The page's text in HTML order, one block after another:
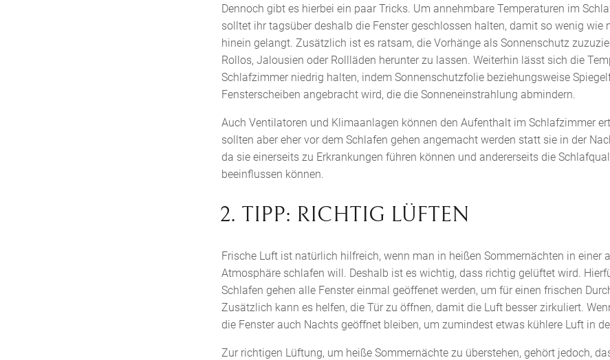
Dennoch gibt es hierbei ein paar Tricks. Um annehmbare Temperaturen im
solltet ihr tagsüber deshalb die Fenster geschlossen halten, damit so wenig wie
hinein gelangt. Zusätzlich ist es ratsam, die Vorhänge als Sonnenschutz
Rollos, Jalousien oder Rollläden herunter zu lassen. Weiterhin lässt sich die
Schlafzimmer niedrig halten, indem Sonnenschutzfolie beziehungsweise
Fensterscheiben angebracht wird, die die Sonneneinstrahlung abmindern.
Auch Ventilatoren und Klimaanlagen können den Aufenthalt im Schlafzimmer
sollten aber eher vor dem Schlafen gehen angemacht werden statt sie in der
da sie einerseits zu Erkrankungen führen können und andererseits die
beeinflussen können.
2. TIPP: RICHTIG LÜFTEN
Frische Luft ist natürlich hilfreich, wenn man in heißen Sommernächten in einer
Atmosphäre schlafen will. Deshalb ist es wichtig, dass richtig gelüftet wird.
Schlafen gehen alle Fenster einmal geöffenet werden, um für einen frischen
Zusätzlich kann es helfen, die Tür zu öffnen, damit die Luft besser zirkuliert.
die Fenster auch Nachts geöffnet bleiben, um zumindest etwas kühlere Luft in
Zur richtigen Lüftung, um heiße Sommernächte zu überstehen, gehört jedoch,